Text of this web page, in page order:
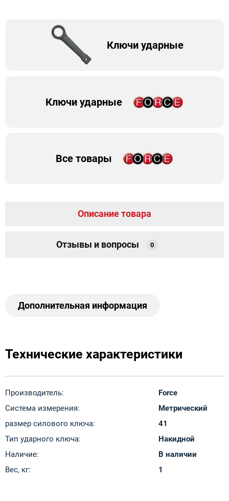
Ключи ударные
Ключи ударные
Все товары
Описание товара
Отзывы и вопросы 0
Дополнительная информация
Технические характеристики
Производитель:
Force
Система измерения:
Метрический
размер силового ключа:
41
Тип ударного ключа:
Накидной
Наличие:
В наличии
Вес, кг:
1